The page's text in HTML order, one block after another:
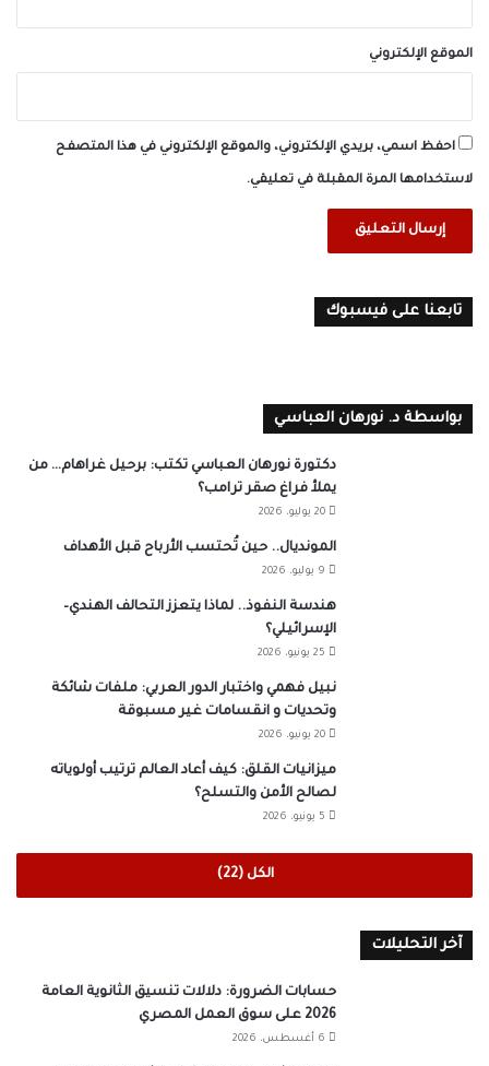
الموقع الإلكتروني
احفظ اسمي، بريدي الإلكتروني، والموقع الإلكتروني في هذا المتصفح
لاستخدامها المرة المقبلة في تعليقي.
تابعنا على فيسبوك
بواسطة د. نورهان العباسي
دكتورة نورهان العباسي تكتب: برحيل غراهام… من
يملأ فراغ صقر ترامب؟
20 يوليو، 2026
المونديال.. حين تُحتسب الأرباح قبل الأهداف
9 يوليو، 2026
هندسة النفوذ.. لماذا يتعزز التحالف الهندي–
الإسرائيلي؟
25 يونيو، 2026
نبيل فهمي واختبار الدور العربي: ملفات شائكة
وتحديات و انقسامات غير مسبوقة
20 يونيو، 2026
ميزانيات القلق: كيف أعاد العالم ترتيب أولوياته
لصالح الأمن والتسلح؟
5 يونيو، 2026
الكل (22)
آخر التحليلات
حسابات الضرورة: دلالات تنسيق الثانوية العامة
2026 على سوق العمل المصري
6 أغسطس، 2026